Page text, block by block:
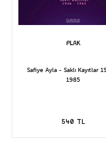
Safiye Ayla - Saklı Kayıtlar
1985
540 TL